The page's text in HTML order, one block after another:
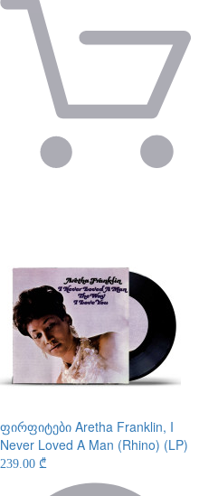
ფირფიტები Aretha Franklin, I
Never Loved A Man (Rhino) (LP)
239.00 ₾